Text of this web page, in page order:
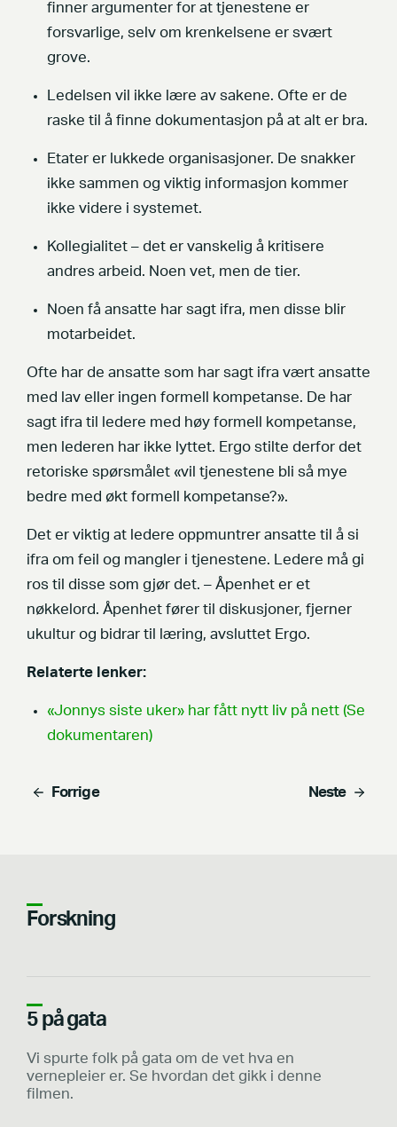
finner argumenter for at tjenestene er
forsvarlige, selv om krenkelsene er svært
grove.
Ledelsen vil ikke lære av sakene. Ofte er de
raske til å finne dokumentasjon på at alt er bra.
Etater er lukkede organisasjoner. De snakker
ikke sammen og viktig informasjon kommer
ikke videre i systemet.
Kollegialitet – det er vanskelig å kritisere
andres arbeid. Noen vet, men de tier.
Noen få ansatte har sagt ifra, men disse blir
motarbeidet.
Ofte har de ansatte som har sagt ifra vært ansatte
med lav eller ingen formell kompetanse. De har
sagt ifra til ledere med høy formell kompetanse,
men lederen har ikke lyttet. Ergo stilte derfor det
retoriske spørsmålet «vil tjenestene bli så mye
bedre med økt formell kompetanse?».
Det er viktig at ledere oppmuntrer ansatte til å si
ifra om feil og mangler i tjenestene. Ledere må gi
ros til disse som gjør det. – Åpenhet er et
nøkkelord. Åpenhet fører til diskusjoner, fjerner
ukultur og bidrar til læring, avsluttet Ergo.
Relaterte lenker:
«Jonnys siste uker» har fått nytt liv på nett (Se
dokumentaren)
Forrige Neste
Forskning
5 på gata
Vi spurte folk på gata om de vet hva en
vernepleier er. Se hvordan det gikk i denne
filmen.